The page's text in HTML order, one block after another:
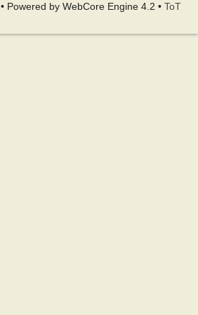
• Powered by WebCore Engine 4.2 • ToT